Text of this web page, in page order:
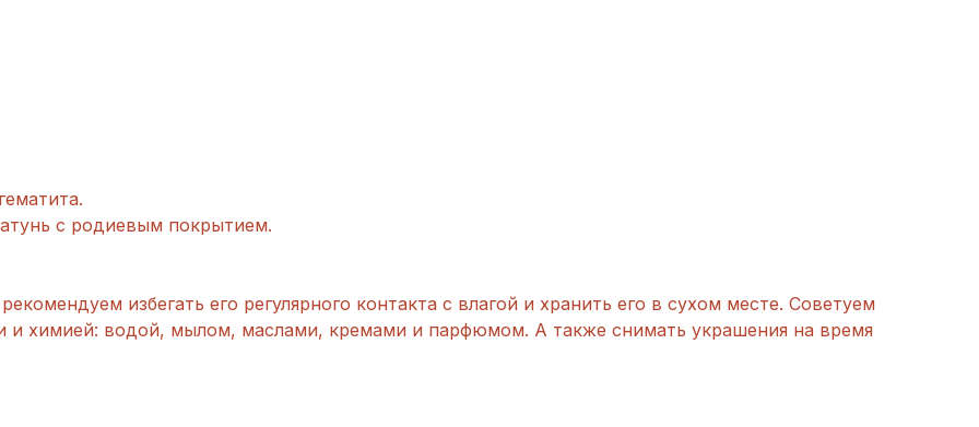
с родиевым покрытием.
избегать его регулярного контакта с влагой и хранить его в сухом месте. Советуем
и химией: водой, мылом, маслами, кремами и парфюмом. А также снимать украшения на время